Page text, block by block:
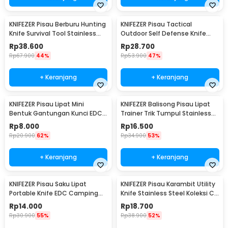
KNIFEZER Pisau Berburu Hunting
Knife Survival Tool Stainless
Steel - BUCK076
Rp38.600
Rp67.900 44%
+ Keranjang
KNIFEZER Pisau Tactical
Outdoor Self Defense Knife
Stainless Steel - D578M
Rp28.700
Rp53.900 47%
+ Keranjang
KNIFEZER Pisau Lipat Mini
Bentuk Gantungan Kunci EDC
Stainless Steel - MKE13
Rp8.000
Rp20.900 62%
+ Keranjang
KNIFEZER Balisong Pisau Lipat
Trainer Trik Tumpul Stainless
Steel - C27
Rp16.500
Rp34.900 53%
+ Keranjang
KNIFEZER Pisau Saku Lipat
Portable Knife EDC Camping
Survival Steel - CS-ZDD01
Rp14.000
Rp30.900 55%
KNIFEZER Pisau Karambit Utility
Knife Stainless Steel Koleksi CS
GO - H12
Rp18.700
Rp38.900 52%